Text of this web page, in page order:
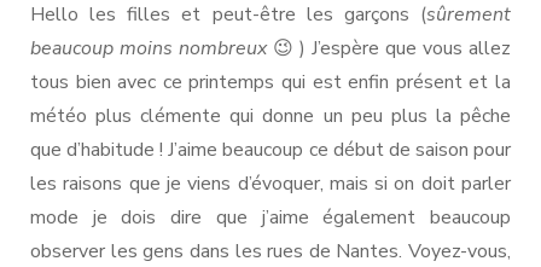
Hello les filles et peut-être les garçons (sûrement
beaucoup moins nombreux😉 ) J’espère que vous allez
tous bien avec ce printemps qui est enfin présent et la
météo plus clémente qui donne un peu plus la pêche
que d’habitude ! J’aime beaucoup ce début de saison pour
les raisons que je viens d’évoquer, mais si on doit parler
mode je dois dire que j’aime également beaucoup
observer les gens dans les rues de Nantes. Voyez-vous,